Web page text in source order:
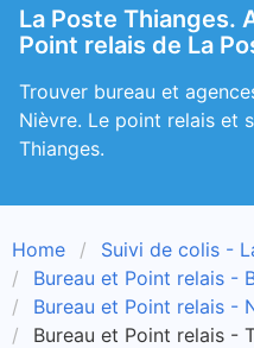
La Poste Thianges.
Point relais de La
Trouver bureau et
Nièvre. Le point relais et
Thianges.
Home Suivi de colis -
Bureau et Point relais -
Bureau et Point relais -
Bureau et Point relais -